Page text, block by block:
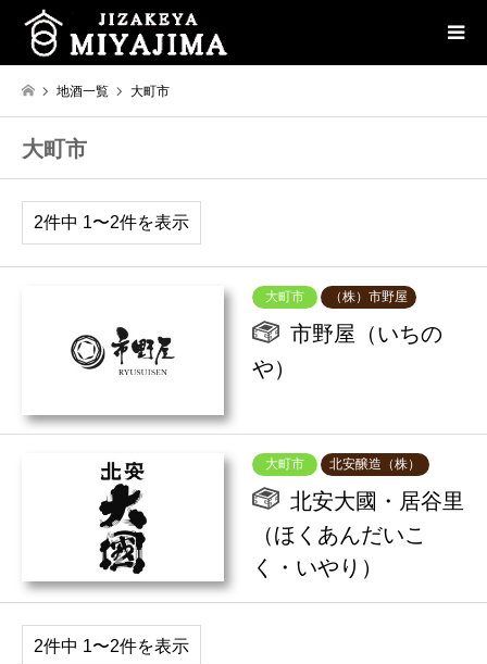
地酒一覧 大町市
大町市
2件中 1〜2件を表示
大町市 （株）市野屋
市野屋（いちの
や）
大町市 北安醸造（株）
北安大國・居谷里
（ほくあんだいこ
く・いやり）
2件中 1〜2件を表示